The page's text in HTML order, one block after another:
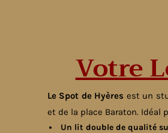
Votre
Le Spot de Hyères est un
et de la place Baraton. Idéal
Un lit double de qualité